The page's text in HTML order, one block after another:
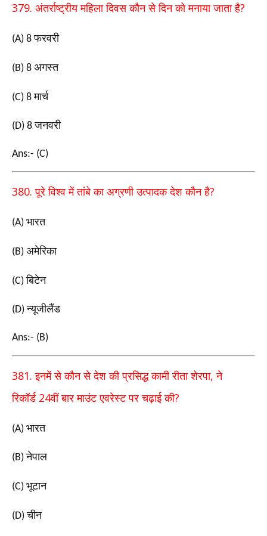
379. अंतर्राष्ट्रीय महिला दिवस कौन से दिन को मनाया जाता है?
(A) 8फरवरी
(B) 8 अगस्त
(C) 8मार्च
(D) 8जनवरी
Ans:- (C)
380.पूरे विश्व में तांबे का अग्रणी उत्पादक देश कौन है?
(A) भारत
(B) अमेरिका
(C)बिटेन
(D)न्यूजीलैंड
Ans:- (B)
381.इनमें से कौन से देश की प्रसिद्ध कामी रीता शेरपा,ने
रिकॉर्ड 24वीं बार माउंट एवरेस्ट पर चढ़ाई की?
(A) भारत
(B)नेपाल
(C) भूटान
(D)चीन